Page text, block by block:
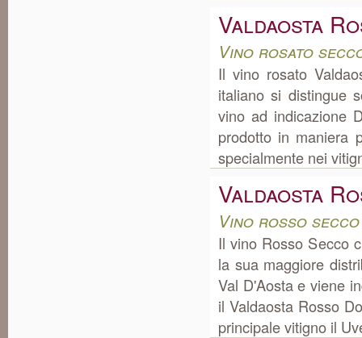
Valdaosta
Vino rosato
Il vino rosato
italiano si distingue
vino ad indicazione
prodotto in maniera
specialmente nei
Valdaosta
Vino rosso
Il vino Rosso Secco
la sua maggiore
Val D'Aosta e viene
il Valdaosta Rosso
principale vitigno il